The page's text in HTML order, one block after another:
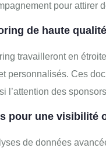
pour attirer
de haute qualité
travailleront en
personnalisés. Ces
l’attention des
pour une visibilité
de données